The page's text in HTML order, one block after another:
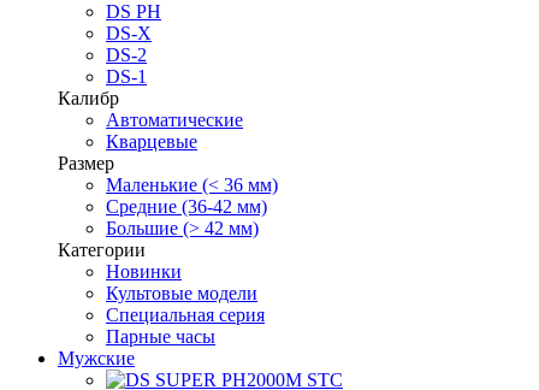
DS PH
DS-X
DS-2
DS-1
Калибр
Автоматические
Кварцевые
Размер
Маленькие (< 36 мм)
Средние (36-42 мм)
Большие (> 42 мм)
Категории
Новинки
Культовые модели
Специальная серия
Парные часы
Мужские